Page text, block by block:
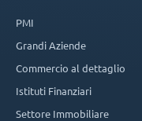
PMI
Grandi Aziende
Commercio al dettaglio
Istituti Finanziari
Settore Immobiliare